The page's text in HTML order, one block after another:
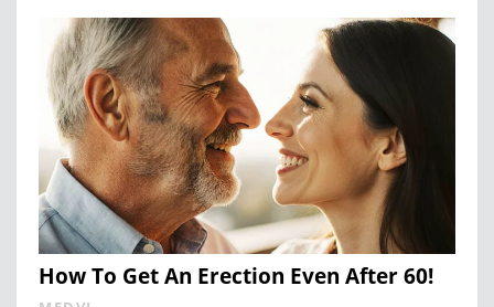
How To Get An Erection Even After 60!